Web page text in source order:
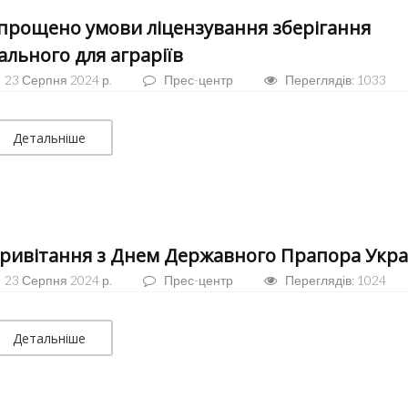
умови ліцензування зберігання
для аграріїв
23 Серпня 2024 р. Прес-центр Переглядів: 1033
Детальніше
з Днем Державного Прапора
23 Серпня 2024 р. Прес-центр Переглядів: 1024
Детальніше